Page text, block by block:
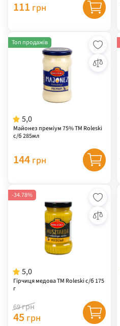
111 грн
5,0
Майонез преміум 75% ТМ Roleski
с/б 285мл
Топ продажів
144 грн
5,0
Гірчиця медова ТМ Roleski с/б 175
г
-34.78%
69грн
45 грн